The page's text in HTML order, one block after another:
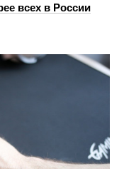
всех в России